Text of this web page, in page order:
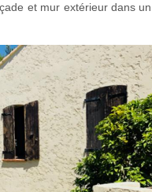
et mur extérieur dans